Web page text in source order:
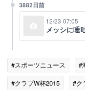
3882日前
12/23 07:05
メッシに唾
#スポーツニュース
#
#クラブW杯2015
#ク